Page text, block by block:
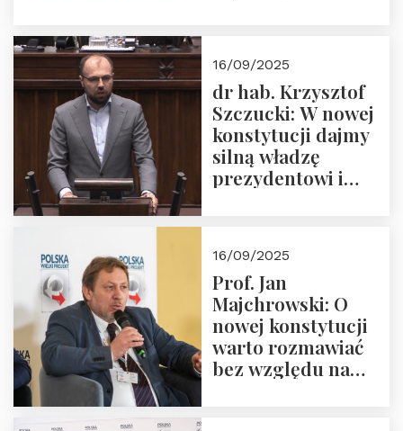
16/09/2025
dr hab. Krzysztof
Szczucki: W nowej
konstytucji dajmy
silną władzę
prezydentowi i
16/09/2025
Prof. Jan
Majchrowski: O
nowej konstytucji
warto rozmawiać
bez względu na